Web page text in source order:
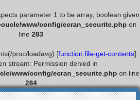
parameter 1 to be array, boolean given
www/config/ecran_securite.php on
line 283
proc/loadavg) [function.file-get-contents]:
stream: Permission denied in
www/config/ecran_securite.php on line
284